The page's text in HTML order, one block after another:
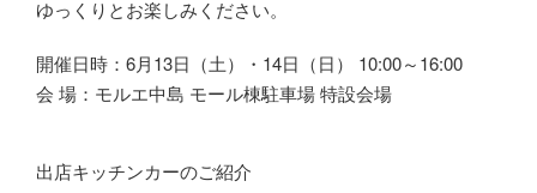
ゆっくりとお楽しみください。
開催日時：6月13日（土）・14日（日） 10:00～16:00
会 場：モルエ中島 モール棟駐車場 特設会場
出店キッチンカーのご紹介